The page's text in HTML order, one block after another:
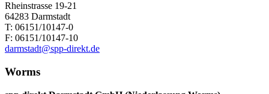
Rheinstrasse 19-21
64283 Darmstadt
T: 06151/10147-0
F: 06151/10147-10
darmstadt@spp-direkt.de
Worms